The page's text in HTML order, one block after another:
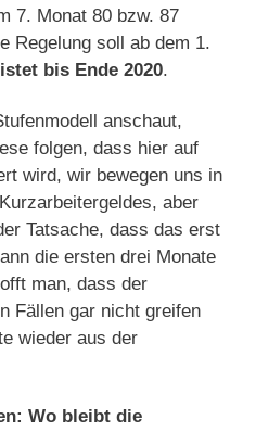
7. Monat 80 bzw. 87
Regelung soll ab dem 1.
bis Ende 2020.
anschaut,
folgen, dass hier auf
wird, wir bewegen uns in
aber
Tatsache, dass das erst
die ersten drei Monate
man, dass der
Fällen gar nicht greifen
wieder aus der
Wo bleibt die